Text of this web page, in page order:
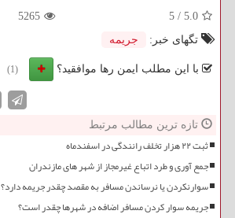
5.0
/
5
5265
تگهای خبر:
جریمه
با این مطلب ایمن رها موافقید؟ (1)
تازه ترین مطالب مرتبط
ثبت ۲۲ هزار تخلف رانندگی در اسفندماه
جمع آوری و طرد اتباع غیرمجاز از شهر های مازندران
سوارنکردن یا نرساندن مسافر به مقصد چقدر جریمه دارد؟
جریمه سوار کردن مسافر اضافه در شهرها چقدر است؟